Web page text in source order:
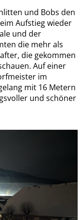
und Bobs den
Aufstieg wieder
und der
die mehr als
die gekommen
Auf einer
im
mit 16 Metern
und schöner